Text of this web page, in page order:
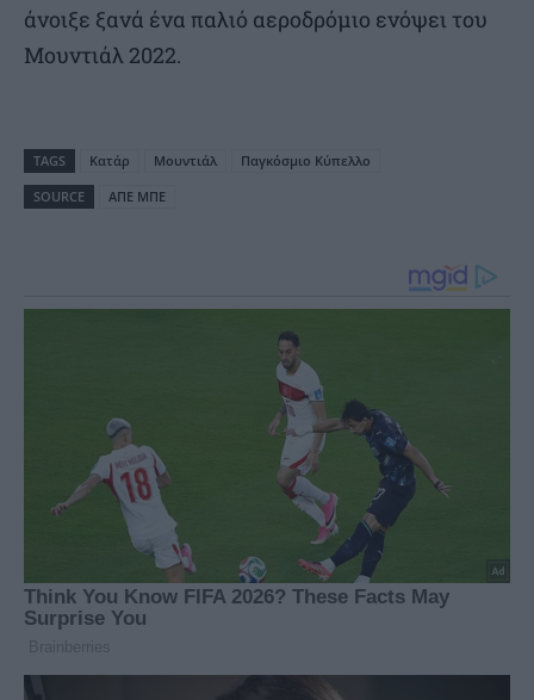
άνοιξε ξανά ένα παλιό αεροδρόμιο ενόψει του
Μουντιάλ 2022.
TAGS Κατάρ Μουντιάλ
Παγκόσμιο Κύπελλο
SOURCE
ΑΠΕ ΜΠΕ